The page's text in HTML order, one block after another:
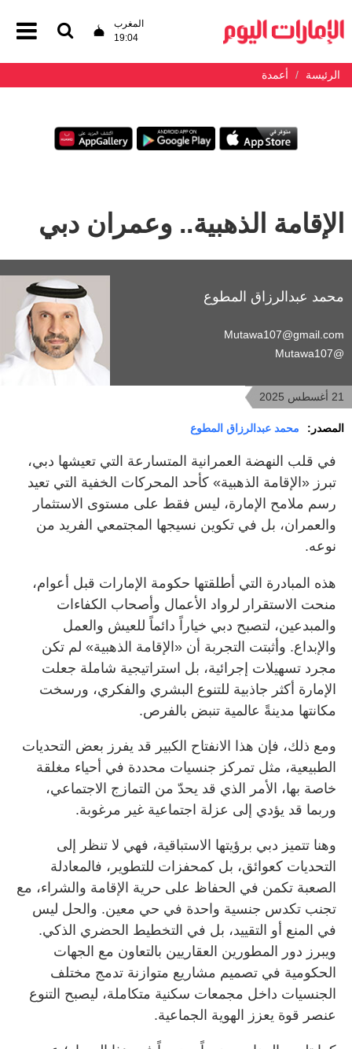
المغرب
19:04
الرئيسة أعمدة
الإقامة الذهبية.. وعمران دبي
محمد عبدالرزاق المطوع
Mutawa107@gmail.com
@Mutawa107
21 أغسطس 2025
المصدر: محمد عبدالرزاق المطوع
في قلب النهضة العمرانية المتسارعة التي تعيشها دبي،
تبرز «الإقامة الذهبية» كأحد المحركات الخفية التي تعيد
رسم ملامح الإمارة، ليس فقط على مستوى الاستثمار
والعمران، بل في تكوين نسيجها المجتمعي الفريد من
نوعه.
هذه المبادرة التي أطلقتها حكومة الإمارات قبل أعوام،
منحت الاستقرار لرواد الأعمال وأصحاب الكفاءات
والمبدعين، لتصبح دبي خياراً دائماً للعيش والعمل
والإبداع. وأثبتت التجربة أن «الإقامة الذهبية» لم تكن
مجرد تسهيلات إجرائية، بل استراتيجية شاملة جعلت
الإمارة أكثر جاذبية للتنوع البشري والفكري، ورسخت
مكانتها مدينةً عالمية تنبض بالفرص.
ومع ذلك، فإن هذا الانفتاح الكبير قد يفرز بعض التحديات
الطبيعية، مثل تمركز جنسيات محددة في أحياء مغلقة
خاصة بها، الأمر الذي قد يحدّ من التمازج الاجتماعي،
وربما قد يؤدي إلى عزلة اجتماعية غير مرغوبة.
وهنا تتميز دبي برؤيتها الاستباقية، فهي لا تنظر إلى
التحديات كعوائق، بل كمحفزات للتطوير، فالمعادلة
الصعبة تكمن في الحفاظ على حرية الإقامة والشراء، مع
تجنب تكدس جنسية واحدة في حي معين. والحل ليس
في المنع أو التقييد، بل في التخطيط الحضري الذكي.
ويبرز دور المطورين العقاريين بالتعاون مع الجهات
الحكومية في تصميم مشاريع متوازنة تدمج مختلف
الجنسيات داخل مجمعات سكنية متكاملة، ليصبح التنوع
عنصر قوة يعزز الهوية الجماعية.